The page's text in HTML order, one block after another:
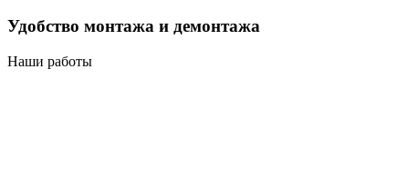
Удобство монтажа и демонтажа
Наши работы